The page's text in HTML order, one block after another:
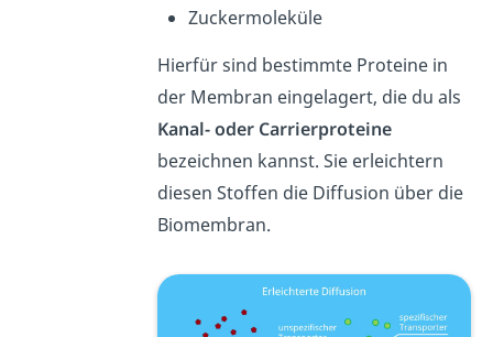
Zuckermoleküle
Hierfür sind bestimmte Proteine in
der Membran eingelagert, die du als
Kanal- oder Carrierproteine
bezeichnen kannst. Sie erleichtern
diesen Stoffen die Diffusion über die
Biomembran.